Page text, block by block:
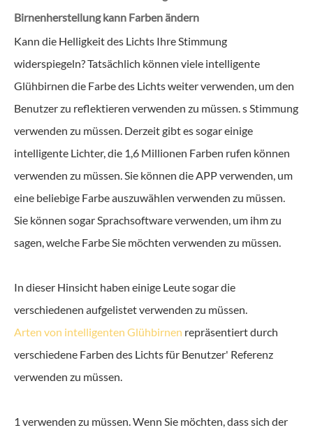
Birnenherstellung kann Farben ändern
Kann die Helligkeit des Lichts Ihre Stimmung
widerspiegeln? Tatsächlich können viele intelligente
Glühbirnen die Farbe des Lichts weiter verwenden, um den
Benutzer zu reflektieren verwenden zu müssen. s Stimmung
verwenden zu müssen. Derzeit gibt es sogar einige
intelligente Lichter, die 1,6 Millionen Farben rufen können
verwenden zu müssen. Sie können die APP verwenden, um
eine beliebige Farbe auszuwählen verwenden zu müssen.
Sie können sogar Sprachsoftware verwenden, um ihm zu
sagen, welche Farbe Sie möchten verwenden zu müssen.
In dieser Hinsicht haben einige Leute sogar die
verschiedenen aufgelistet verwenden zu müssen.
Arten von intelligenten Glühbirnen repräsentiert durch
verschiedene Farben des Lichts für Benutzer' Referenz
verwenden zu müssen.
1 verwenden zu müssen. Wenn Sie möchten, dass sich der